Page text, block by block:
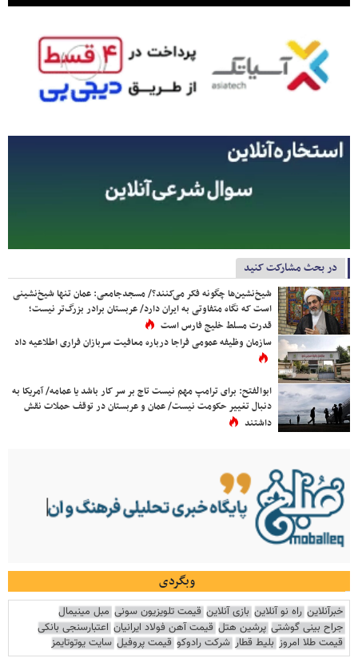
در بحث مشارکت کنید
شیخ‌نشین‌ها چگونه فکر می‌کنند؟/ مسجدجامعی: عمان تنها شیخ‌نشینی
است که نگاه متفاوتی به ایران دارد/ عربستان برادر بزرگ‌تر نیست؛
قدرت مسلط خلیج فارس است
سازمان وظیفه عمومی فراجا درباره معافیت سربازان فراری اطلاعیه داد
ابوالفتح: برای ترامپ مهم نیست تاج بر سر کار باشد یا عمامه/ آمریکا به
دنبال تغییر حکومت نیست/ عمان و عربستان در توقف حملات نقش
داشتند
وبگردی
خبرآنلاین راه نو آنلاین بازی آنلاین قیمت تلویزیون سونی مبل مینیمال
جراح بینی گوشتی پرشین هتل قیمت آهن فولاد ایرانیان اعتبارسنجی بانکی
قیمت طلا امروز بلیط قطار شرکت رادوکو قیمت پروفیل سایت یوتوتایمز